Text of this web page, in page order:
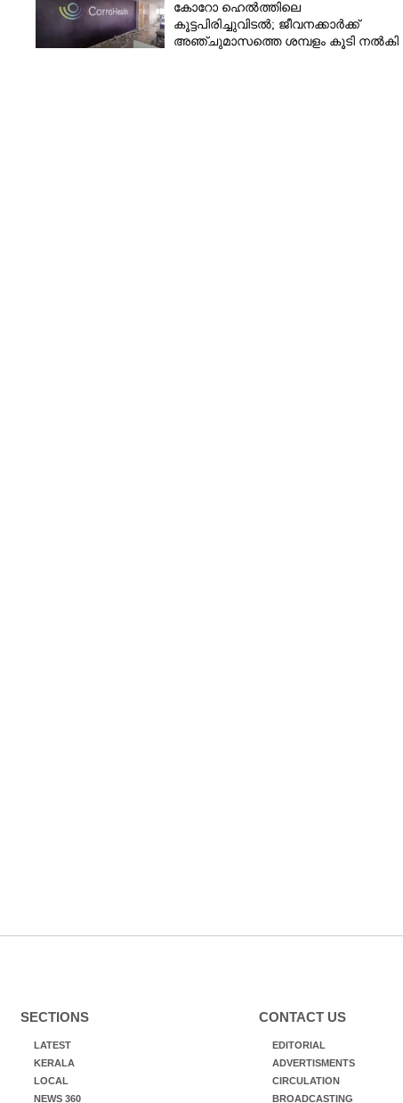
കോറോ ഹെൽത്തിലെ
കൂട്ടപിരിച്ചുവിടൽ; ജീവനക്കാർക്ക്
അഞ്ചുമാസത്തെ ശമ്പളം കൂടി നൽകി
SECTIONS
LATEST
KERALA
LOCAL
NEWS 360
CONTACT US
EDITORIAL
ADVERTISMENTS
CIRCULATION
BROADCASTING